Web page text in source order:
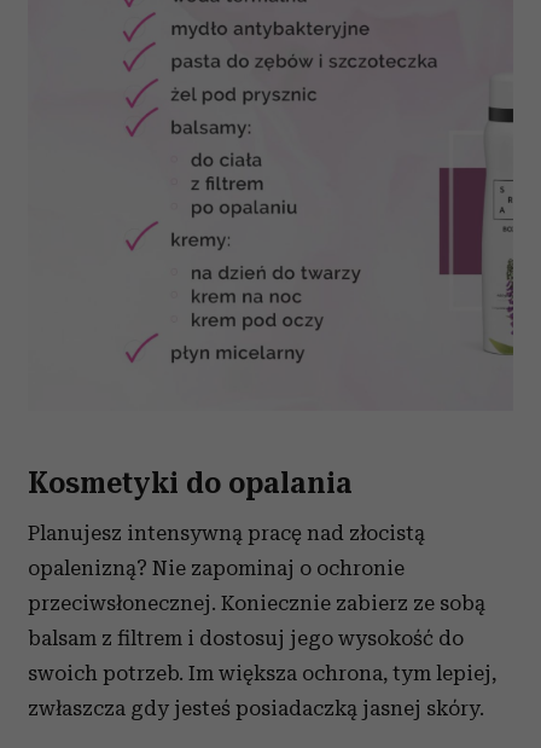
Kosmetyki do opalania
Planujesz intensywną pracę nad złocistą
opalenizną? Nie zapominaj o ochronie
przeciwsłonecznej. Koniecznie zabierz ze sobą
balsam z filtrem i dostosuj jego wysokość do
swoich potrzeb. Im większa ochrona, tym lepiej,
zwłaszcza gdy jesteś posiadaczką jasnej skóry.